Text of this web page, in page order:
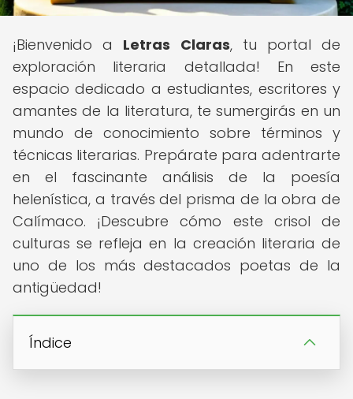
¡Bienvenido a Letras Claras, tu portal de
exploración literaria detallada! En este
espacio dedicado a estudiantes, escritores y
amantes de la literatura, te sumergirás en un
mundo de conocimiento sobre términos y
técnicas literarias. Prepárate para adentrarte
en el fascinante análisis de la poesía
helenística, a través del prisma de la obra de
Calímaco. ¡Descubre cómo este crisol de
culturas se refleja en la creación literaria de
uno de los más destacados poetas de la
antigüedad!
Índice